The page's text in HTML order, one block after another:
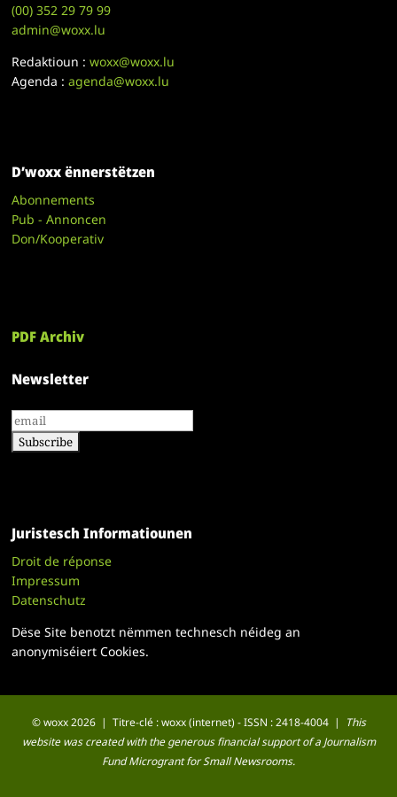
(00)352 29 79 99
admin@woxx.lu
Redaktioun :woxx@woxx.lu
Agenda :agenda@woxx.lu
D’woxx ënnerstëtzen
Abonnements
Pub - Annoncen
Don/Kooperativ
PDF Archiv
Newsletter
Juristesch Informatiounen
Droit de réponse
Impressum
Datenschutz
Dëse Site benotzt nëmmen technesch néideg an
anonymiséiert Cookies.
© woxx 2026 | Titre-clé : woxx (internet) - ISSN : 2418-4004 |
This
website was created with the generous financial support of a Journalism
Fund Microgrant for Small Newsrooms.